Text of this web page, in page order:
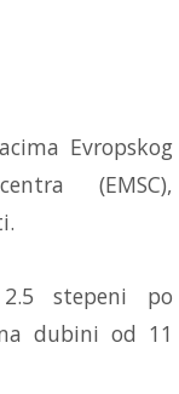
Evropskog
(EMSC),
stepeni po
dubini od 11